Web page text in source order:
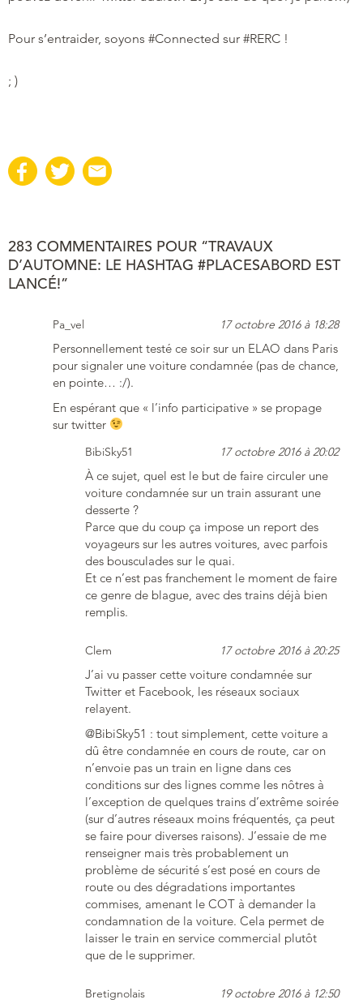
Pour s’entraider, soyons #Connected sur #RERC !
; )
283 COMMENTAIRES POUR “TRAVAUX
D’AUTOMNE: LE HASHTAG #PLACESABORD EST
LANCÉ!”
Pa_vel 17 octobre 2016 à 18:28
Personnellement testé ce soir sur un ELAO dans Paris
pour signaler une voiture condamnée (pas de chance,
en pointe… :/).
En espérant que « l’info participative » se propage
sur twitter
BibiSky51 17 octobre 2016 à 20:02
À ce sujet, quel est le but de faire circuler une
voiture condamnée sur un train assurant une
desserte ?
Parce que du coup ça impose un report des
voyageurs sur les autres voitures, avec parfois
des bousculades sur le quai.
Et ce n’est pas franchement le moment de faire
ce genre de blague, avec des trains déjà bien
remplis.
Clem 17 octobre 2016 à 20:25
J’ai vu passer cette voiture condamnée sur
Twitter et Facebook, les réseaux sociaux
relayent.
@BibiSky51 : tout simplement, cette voiture a
dû être condamnée en cours de route, car on
n’envoie pas un train en ligne dans ces
conditions sur des lignes comme les nôtres à
l’exception de quelques trains d’extrême soirée
(sur d’autres réseaux moins fréquentés, ça peut
se faire pour diverses raisons). J’essaie de me
renseigner mais très probablement un
problème de sécurité s’est posé en cours de
route ou des dégradations importantes
commises, amenant le COT à demander la
condamnation de la voiture. Cela permet de
laisser le train en service commercial plutôt
que de le supprimer.
Bretignolais 19 octobre 2016 à 12:50